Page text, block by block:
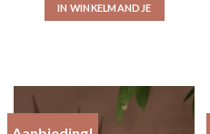
IN WINKELMANDJE